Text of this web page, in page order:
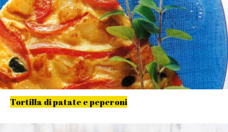
Tortilla di patate e peperoni